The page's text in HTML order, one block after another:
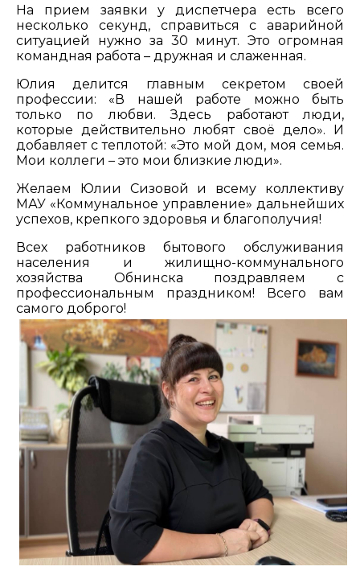
На прием заявки у диспетчера есть всего
несколько секунд, справиться с аварийной
ситуацией нужно за 30 минут. Это огромная
командная работа – дружная и слаженная.
Юлия делится главным секретом своей
профессии: «В нашей работе можно быть
только по любви. Здесь работают люди,
которые действительно любят своё дело». И
добавляет с теплотой: «Это мой дом, моя семья.
Мои коллеги – это мои близкие люди».
Желаем Юлии Сизовой и всему коллективу
МАУ «Коммунальное управление» дальнейших
успехов, крепкого здоровья и благополучия!
Всех работников бытового обслуживания
населения и жилищно-коммунального
хозяйства Обнинска поздравляем с
профессиональным праздником! Всего вам
самого доброго!